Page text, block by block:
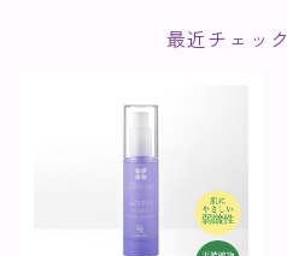
最近チェッ